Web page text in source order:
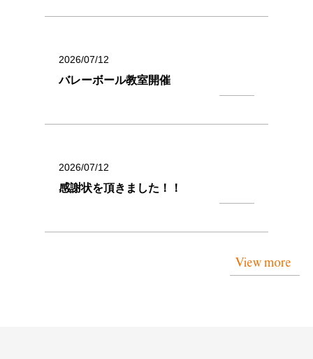
2026/07/12
バレーボール教室開催
2026/07/12
感謝状を頂きました！！
View more